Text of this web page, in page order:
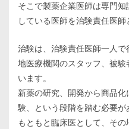
そこで製薬企業医師は専門
している医師を治験責任医師
治験は、治験責任医師一人
地医療機関のスタッフ、被
います。
新薬の研究、開発から商品
験、という段階を踏む必要が
もともと臨床医として、そ